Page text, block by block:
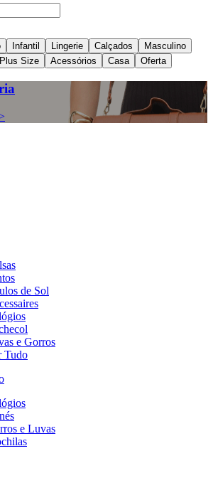
Infantil Lingerie Calçados
Masculino
Plus Size Acessórios Casa Oferta
de Sol
e Gorros
Tudo
e Luvas